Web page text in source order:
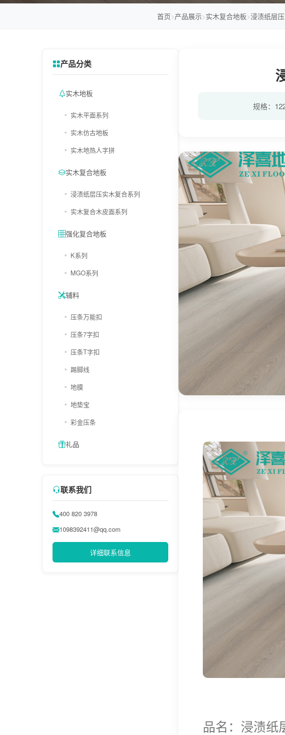
首页>产品展示>实木复合地板>浸渍纸层
产品分类
实木地板
实木平面系列
实木仿古地板
实木地热人字拼
实木复合地板
浸渍纸层压实木复合系列
实木复合木皮面系列
强化复合地板
K系列
MGO系列
辅料
压条万能扣
压条7字扣
压条T字扣
踢脚线
地膜
地垫宝
彩金压条
礼品
联系我们
400 820 3978
1098392411@qq.com
详细联系信息
规格：
品名：浸渍纸